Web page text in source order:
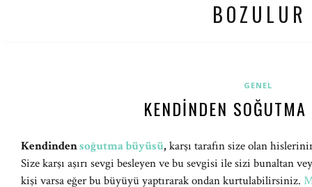
BOZULUR
GENEL
KENDINDEN
Kendindensoğutma büyüsü,karşı tarafın size olan
Size karşı aşırı sevgi besleyen ve bu sevgisi ile sizi bunaltan
kişi varsa eğer bu büyüyü yaptırarak ondan kurtulabilirsiniz.